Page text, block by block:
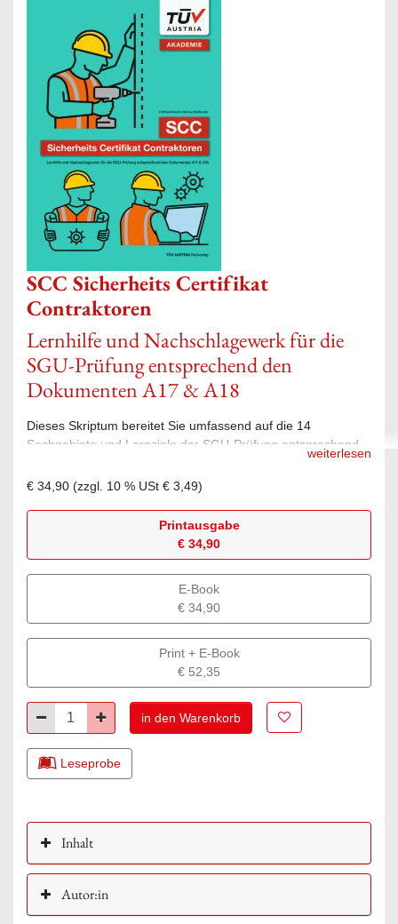
SCC Sicherheits Certifikat
Contraktoren
Lernhilfe und Nachschlagewerk für die
SGU-Prüfung entsprechend den
Dokumenten A17 & A18
Dieses Skriptum bereitet Sie umfassend auf die 14
Sachgebiete und Lernziele der SGU-Prüfung entsprechend
und unterstützt Sie als kompaktes Nachschlagewerk zu den
weiterlesen
€ 34,90 (zzgl. 10 % USt € 3,49)
Printausgabe
€ 34,90
E-Book
€ 34,90
Print + E-Book
€ 52,35
Minus Plus in den Warenkorb Zur Merkliste
Leseprobe
Inhalt
Autor:in